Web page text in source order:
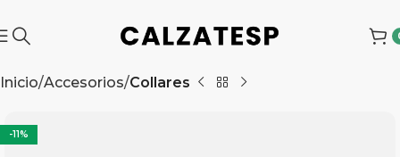
Inicio Accesorios Collares
-11%